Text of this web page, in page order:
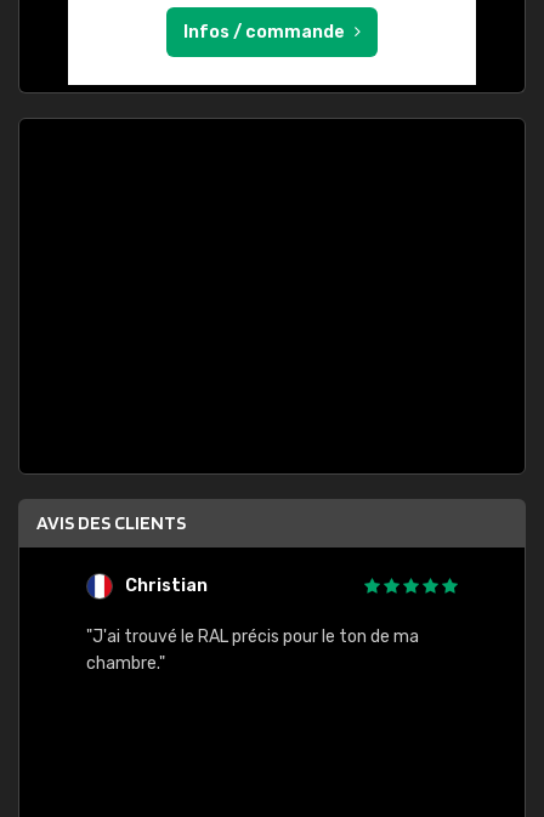
Infos / commande
AVIS DES CLIENTS
Christian
"J'ai trouvé le RAL précis pour le ton de ma
chambre."